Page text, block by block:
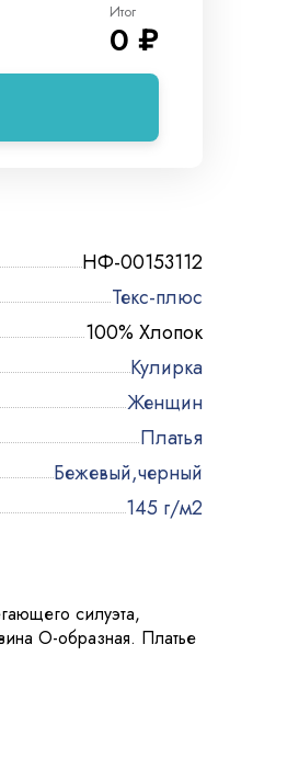
Итог
0 ₽
НФ-00153112
Текс-плюс
100% Хлопок
Кулирка
Женщин
Платья
Бежевый,черный
145 г/м2
силуэта,
О-образная. Платье